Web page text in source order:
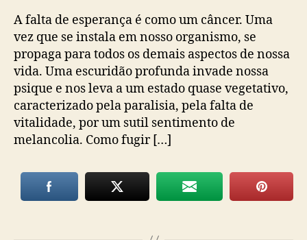
A falta de esperança é como um câncer. Uma
vez que se instala em nosso organismo, se
propaga para todos os demais aspectos de nossa
vida. Uma escuridão profunda invade nossa
psique e nos leva a um estado quase vegetativo,
caracterizado pela paralisia, pela falta de
vitalidade, por um sutil sentimento de
melancolia. Como fugir […]